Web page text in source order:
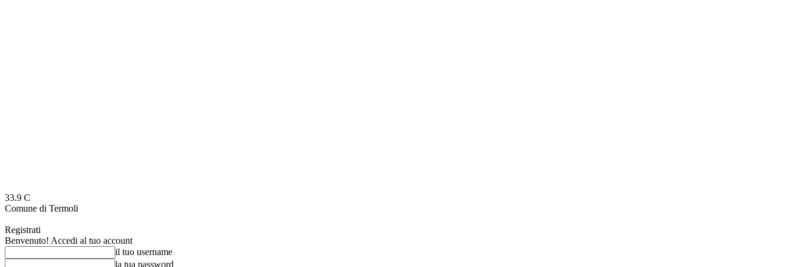
33.9 C
Comune di Termoli
Registrati
Benvenuto! Accedi al tuo account
il tuo username
la tua password